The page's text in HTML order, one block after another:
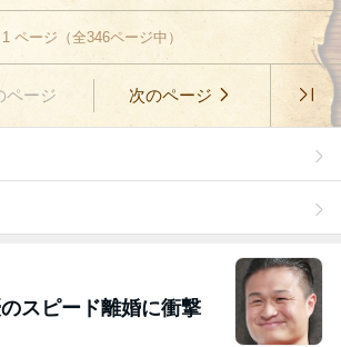
1 ページ（全346ページ中）
ページ 次のページ
スピード離婚に衝撃